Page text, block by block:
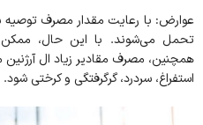
عوارض: با رعایت مقدار مصرف
تحمل می‌شوند. با این حال،
همچنین، مصرف مقادیر زیاد ال
استفراغ، سردرد، گرگرفتگی و کرختی شود.